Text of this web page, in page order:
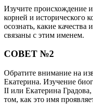
Изучите происхождение
корней и исторического
осознать, какие качества
связаны с этим именем.
СОВЕТ №2
Обратите внимание на
Екатерина. Изучение
II или Екатерина
том, как это имя